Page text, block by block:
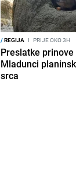
/REGIJA I PRIJE OKO 3H
Preslatke
Mladunci
srca